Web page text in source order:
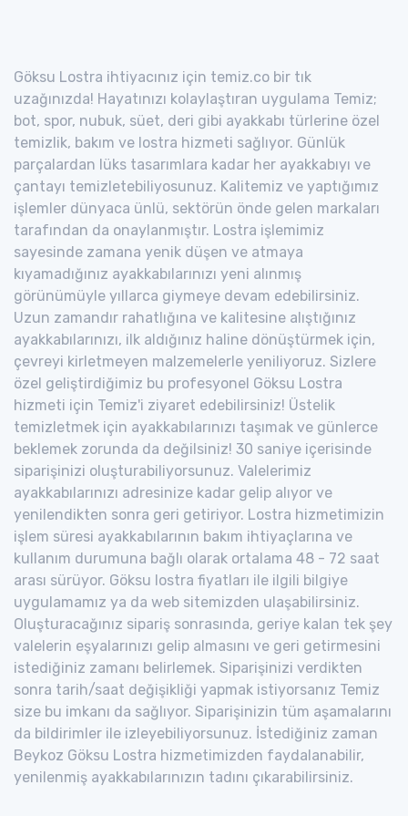
Göksu Lostra ihtiyacınız için temiz.co bir tık
uzağınızda! Hayatınızı kolaylaştıran uygulama Temiz;
bot, spor, nubuk, süet, deri gibi ayakkabı türlerine özel
temizlik, bakım ve lostra hizmeti sağlıyor. Günlük
parçalardan lüks tasarımlara kadar her ayakkabıyı ve
çantayı temizletebiliyosunuz. Kalitemiz ve yaptığımız
işlemler dünyaca ünlü, sektörün önde gelen markaları
tarafından da onaylanmıştır. Lostra işlemimiz
sayesinde zamana yenik düşen ve atmaya
kıyamadığınız ayakkabılarınızı yeni alınmış
görünümüyle yıllarca giymeye devam edebilirsiniz.
Uzun zamandır rahatlığına ve kalitesine alıştığınız
ayakkabılarınızı, ilk aldığınız haline dönüştürmek için,
çevreyi kirletmeyen malzemelerle yeniliyoruz. Sizlere
özel geliştirdiğimiz bu profesyonel Göksu Lostra
hizmeti için Temiz'i ziyaret edebilirsiniz! Üstelik
temizletmek için ayakkabılarınızı taşımak ve günlerce
beklemek zorunda da değilsiniz! 30 saniye içerisinde
siparişinizi oluşturabiliyorsunuz. Valelerimiz
ayakkabılarınızı adresinize kadar gelip alıyor ve
yenilendikten sonra geri getiriyor. Lostra hizmetimizin
işlem süresi ayakkabılarının bakım ihtiyaçlarına ve
kullanım durumuna bağlı olarak ortalama 48 - 72 saat
arası sürüyor. Göksu lostra fiyatları ile ilgili bilgiye
uygulamamız ya da web sitemizden ulaşabilirsiniz.
Oluşturacağınız sipariş sonrasında, geriye kalan tek şey
valelerin eşyalarınızı gelip almasını ve geri getirmesini
istediğiniz zamanı belirlemek. Siparişinizi verdikten
sonra tarih/saat değişikliği yapmak istiyorsanız Temiz
size bu imkanı da sağlıyor. Siparişinizin tüm aşamalarını
da bildirimler ile izleyebiliyorsunuz. İstediğiniz zaman
Beykoz Göksu Lostra hizmetimizden faydalanabilir,
yenilenmiş ayakkabılarınızın tadını çıkarabilirsiniz.